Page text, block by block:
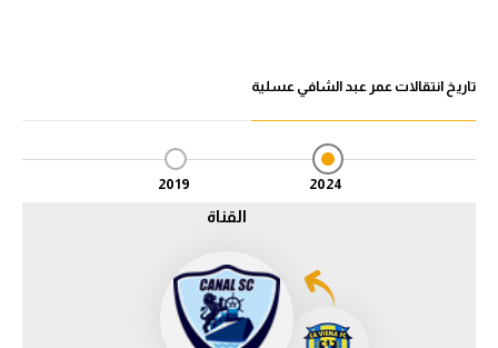
الدوري الألماني
الدوري الفرنسي
دوري أبطال إفريقيا
تاريخ انتقالات عمر عبد الشافي عسلية
2024
2019
القناة